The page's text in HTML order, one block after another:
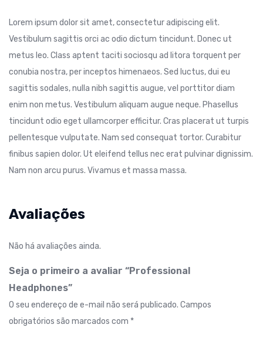
Lorem ipsum dolor sit amet, consectetur adipiscing elit.
Vestibulum sagittis orci ac odio dictum tincidunt. Donec ut
metus leo. Class aptent taciti sociosqu ad litora torquent per
conubia nostra, per inceptos himenaeos. Sed luctus, dui eu
sagittis sodales, nulla nibh sagittis augue, vel porttitor diam
enim non metus. Vestibulum aliquam augue neque. Phasellus
tincidunt odio eget ullamcorper efficitur. Cras placerat ut turpis
pellentesque vulputate. Nam sed consequat tortor. Curabitur
finibus sapien dolor. Ut eleifend tellus nec erat pulvinar dignissim.
Nam non arcu purus. Vivamus et massa massa.
Avaliações
Não há avaliações ainda.
Seja o primeiro a avaliar “Professional
Headphones”
O seu endereço de e-mail não será publicado. Campos
obrigatórios são marcados com *